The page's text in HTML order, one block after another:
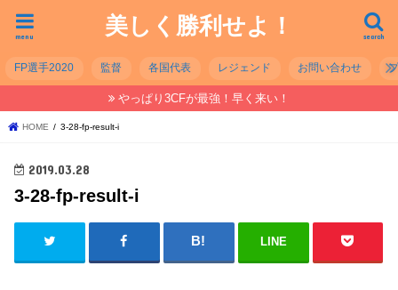
美しく勝利せよ！ search
menu
FP選手2020 監督 各国代表 レジェンド お問い合わせ
やっぱり3CFが最強！早く来い！
HOME 3-28-fp-result-i
2019.03.28
3-28-fp-result-i
LINE